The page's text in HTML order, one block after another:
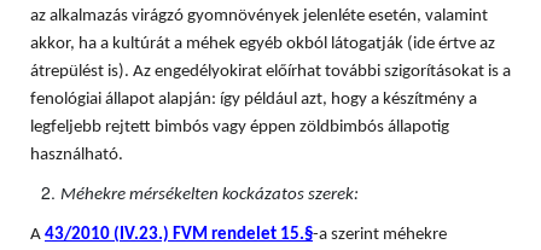
az alkalmazás virágzó gyomnövények jelenléte esetén, valamint
akkor, ha a kultúrát a méhek egyéb okból látogatják (ide értve az
átrepülést is). Az engedélyokirat előírhat további szigorításokat is a
fenológiai állapot alapján: így például azt, hogy a készítmény a
legfeljebb rejtett bimbós vagy éppen zöldbimbós állapotig
használható.
Méhekre mérsékelten kockázatos szerek:
A 43/2010 (IV.23.) FVM rendelet 15.§-a szerint méhekre